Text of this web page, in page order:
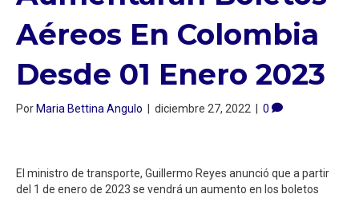
Aéreos En Colombia
Desde 01 Enero 2023
Por Maria Bettina Angulo diciembre 27, 2022 0
El ministro de transporte, Guillermo Reyes anunció que a partir
del 1 de enero de 2023 se vendrá un aumento en los boletos